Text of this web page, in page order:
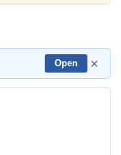
Open ×